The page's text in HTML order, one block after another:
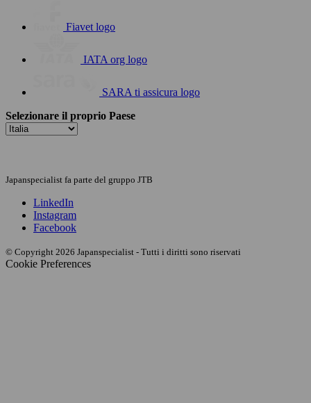
Fiavet logo
IATA org logo
SARA ti assicura logo
Selezionare il proprio Paese
Japanspecialist fa parte del gruppo JTB
LinkedIn
Instagram
Facebook
© Copyright 2026 Japanspecialist - Tutti i diritti sono riservati
Cookie Preferences